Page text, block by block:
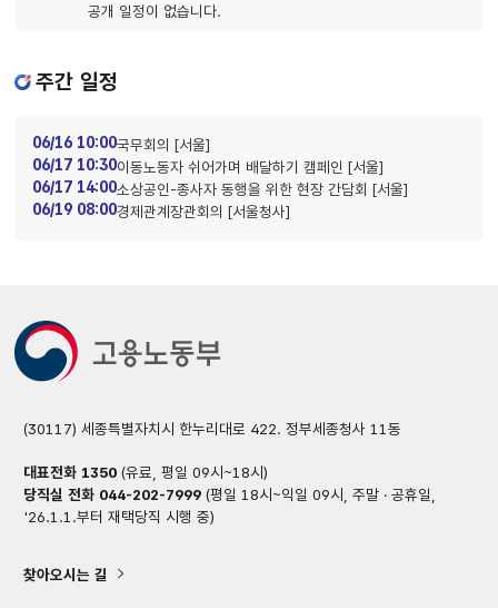
공개 일정이 없습니다.
주간 일정
06/16 10:00국무회의 [서울]
06/17 10:30이동노동자 쉬어가며 배달하기 캠페인 [서울]
06/17 14:00소상공인-종사자 동행을 위한 현장 간담회 [서울]
06/19 08:00경제관계장관회의 [서울청사]
(30117) 세종특별자치시 한누리대로 422. 정부세종청사 11동
대표전화 1350(유료, 평일 09시~18시)
당직실 전화 044-202-7999(평일 18시~익일 09시, 주말 · 공휴일,
'26.1.1.부터 재택당직 시행 중)
찾아오시는 길